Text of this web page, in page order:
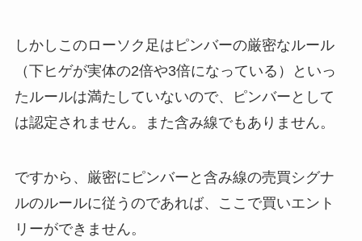
しかしこのローソク足はピンバーの厳密なルール
（下ヒゲが実体の2倍や3倍になっている）といっ
たルールは満たしていないので、ピンバーとして
は認定されません。また含み線でもありません。
ですから、厳密にピンバーと含み線の売買シグナ
ルのルールに従うのであれば、ここで買いエント
リーができません。